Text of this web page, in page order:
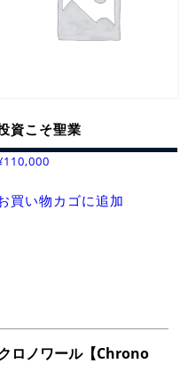
資こそ聖業
110,000
買い物カゴに追加
ロノワール【Chrono